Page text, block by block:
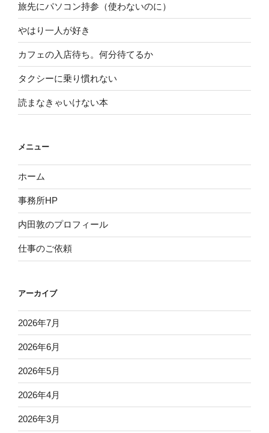
旅先にパソコン持参（使わないのに）
やはり一人が好き
カフェの入店待ち。何分待てるか
タクシーに乗り慣れない
読まなきゃいけない本
メニュー
ホーム
事務所HP
内田敦のプロフィール
仕事のご依頼
アーカイブ
2026年7月
2026年6月
2026年5月
2026年4月
2026年3月